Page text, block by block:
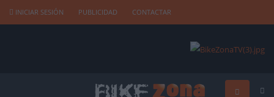
INICIAR SESIÓN PUBLICIDAD CONTACTAR